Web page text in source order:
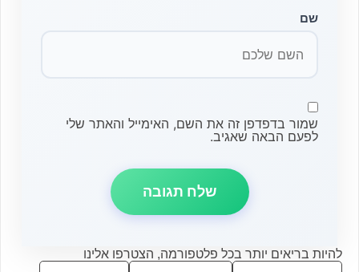
שם
שמור בדפדפן זה את השם, האימייל והאתר שלי
לפעם הבאה שאגיב.
להיות בריאים יותר בכל פלטפורמה, הצטרפו אלינו